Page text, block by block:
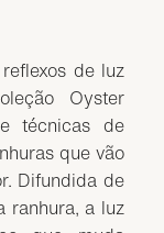
de luz
Oyster
técnicas de
que vão
Difundida de
ranhura, a luz